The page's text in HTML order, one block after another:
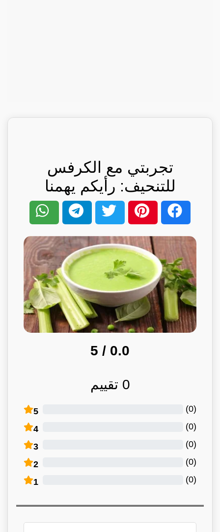
تجربتي مع الكرفس
للتنحيف: رأيكم يهمنا
0.0
/ 5
0 تقييم
5 (
0
)
4 (
0
)
3 (
0
)
2 (
0
)
1 (
0
)